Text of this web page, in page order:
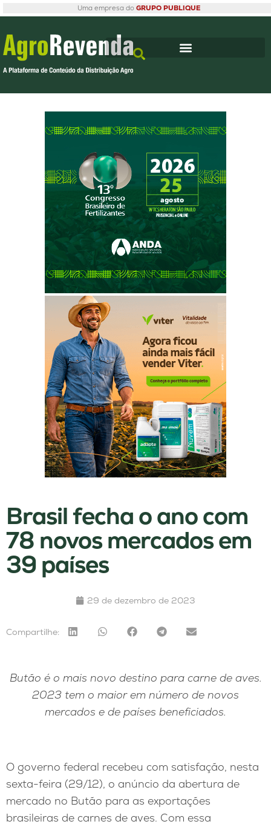
Uma empresa do GRUPO PUBLIQUE
Brasil fecha o ano com
78 novos mercados em
39 países
29 de dezembro de 2023
Compartilhe:
Butão é o mais novo destino para carne de aves.
2023 tem o maior em número de novos
mercados e de países beneficiados.
O governo federal recebeu com satisfação, nesta
sexta-feira (29/12), o anúncio da abertura de
mercado no Butão para as exportações
brasileiras de carnes de aves. Com essa